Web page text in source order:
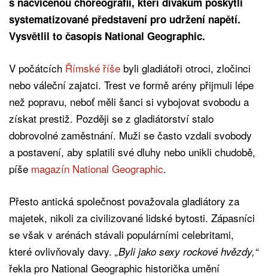
systematizované představení pro udržení napětí.
Vysvětlil to časopis National Geographic.
V počátcích Římské říše byli gladiátoři otroci, zločinci
nebo váleční zajatci. Trest ve formě arény přijmuli lépe
než popravu, neboť měli šanci si vybojovat svobodu a
získat prestiž. Později se z gladiátorství stalo
dobrovolné zaměstnání. Muži se často vzdali svobody
a postavení, aby splatili své dluhy nebo unikli chudobě,
píše magazín National Geographic.
Přesto antická společnost považovala gladiátory za
majetek, nikoli za civilizované lidské bytosti. Zápasníci
se však v arénách stávali populárními celebritami,
které ovlivňovaly davy. „Byli jako sexy rockové hvězdy,“
řekla pro National Geographic historička umění